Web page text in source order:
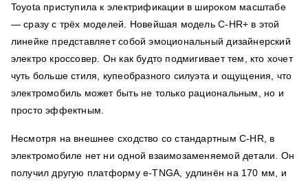
Toyota приступила к электрификации в широком масштабе
— сразу с трёх моделей. Новейшая модель C-HR+ в этой
линейке представляет собой эмоциональный дизайнерский
электро кроссовер. Он как будто подмигивает тем, кто хочет
чуть больше стиля, купеобразного силуэта и ощущения, что
электромобиль может быть не только рациональным, но и
просто эффектным.
Несмотря на внешнее сходство со стандартным C-HR, в
электромобиле нет ни одной взаимозаменяемой детали. Он
получил другую платформу e-TNGA, удлинён на 170 мм, и